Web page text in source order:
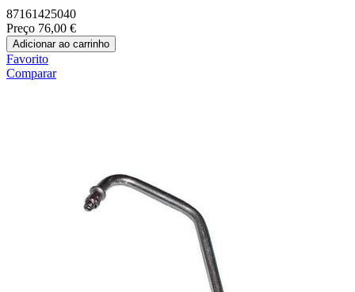
87161425040
Preço 76,00 €
Adicionar ao carrinho
Favorito
Comparar